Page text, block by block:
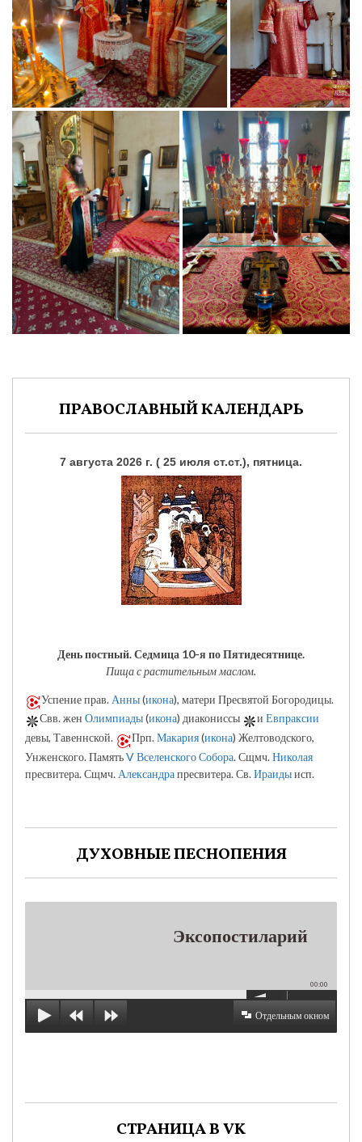
ПРАВОСЛАВНЫЙ КАЛЕНДАРЬ
7 августа 2026 г. ( 25 июля ст.ст.), пятница.
День постный.Седмица 10-я по Пятидесятнице.
Пища с растительным маслом.
Успение прав. Анны(икона), матери Пресвятой Богородицы.
Свв. жен Олимпиады(икона) диакониссы и Евпраксии
девы, Тавеннской.
Прп.Макария(икона) Желтоводского,
Унженского. ПамятьV Вселенского Собора. Сщмч.Николая
пресвитера. Сщмч. Александрапресвитера. Св.Ираидыисп.
ДУХОВНЫЕ ПЕСНОПЕНИЯ
Эксопостиларий
00:00
Отдельным окном
СТРАНИЦА В VK